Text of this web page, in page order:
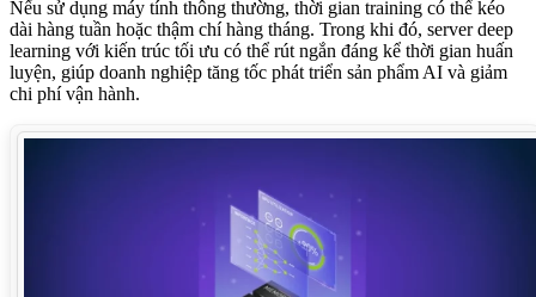
Nếu sử dụng máy tính thông thường, thời gian training có thể kéo
dài hàng tuần hoặc thậm chí hàng tháng. Trong khi đó, server deep
learning với kiến trúc tối ưu có thể rút ngắn đáng kể thời gian huấn
luyện, giúp doanh nghiệp tăng tốc phát triển sản phẩm AI và giảm
chi phí vận hành.